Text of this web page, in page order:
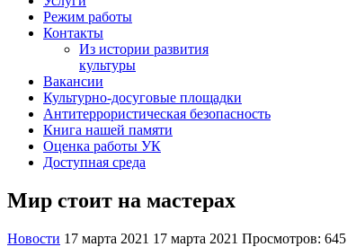
Режим работы
Контакты
Из истории развития
культуры
Вакансии
Культурно-досуговые площадки
Антитеррористическая безопасность
Книга нашей памяти
Оценка работы УК
Доступная среда
Мир стоит на мастерах
Новости 17 марта 2021 17 марта 2021 Просмотров: 645